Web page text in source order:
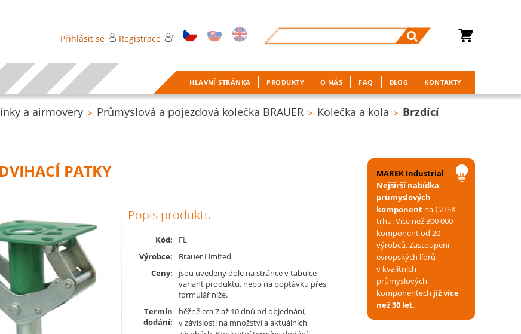
Přihlásit se Registrace
HLAVNÍ STRÁNKA PRODUKTY O NÁS FAQ BLOG KONTAKTY
a airmovery > Průmyslová a pojezdová kolečka BRAUER > Kolečka a kola > Brzdící
PATKY
Popis produktu
Kód:
FL
Výrobce:
Brauer Limited
Ceny:
jsou uvedeny dole na stránce v tabulce
variant produktu, nebo na poptávku přes
formulář níže.
Termín
dodání:
běžně cca 7 až 10 dnů od objednání,
v závislosti na množství a aktuálních
MAREK Industrial
Nejširší nabídka
průmyslových
komponentna CZ/SK
trhu. Více než 300 000
komponent od 20
výrobců. Zastoupení
evropských lídrů
v kvalitních
průmyslových
komponentech již více
než 30 let.